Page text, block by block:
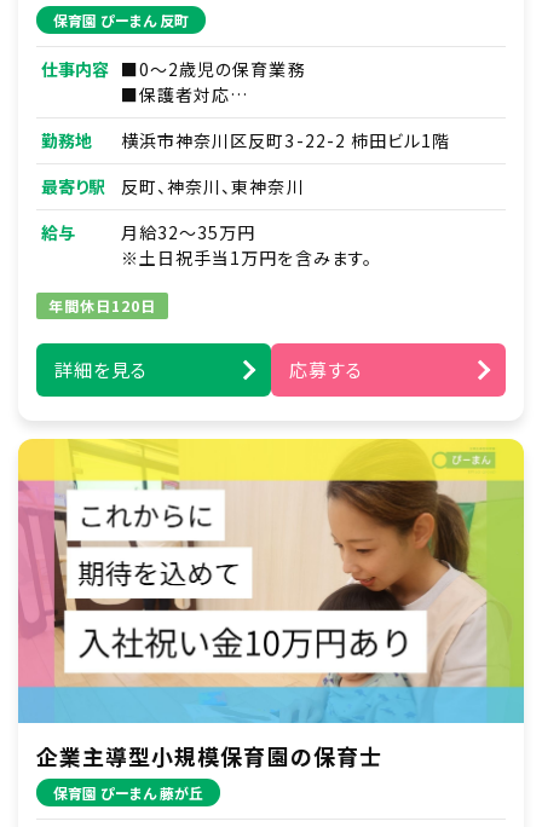
保育園 ぴーまん 反町
仕事内容 ■0～2歳児の保育業務
■保護者対応
■連絡帳・記録業務
※ICTシステムを使用
■各種研修参加
■見学対応
■調理補助
■ほか付随する業務
勤務地
横浜市神奈川区反町3-22-2 柿田ビル1階
最寄り駅
反町、神奈川、東神奈川
給与
月給32～35万円
※土日祝手当1万円を含みます。
年間休日120日
詳細を見る 応募する
企業主導型小規模保育園の保育士
保育園 ぴーまん 藤が丘